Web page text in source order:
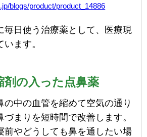
blogs/product/product_14886
毎日使う治療薬として、医療現
ます。
剤の入った点鼻薬
の中の血管を縮めて空気の通り
まりを短時間で改善します。
前やどうしても鼻を通したい場